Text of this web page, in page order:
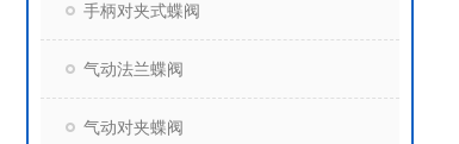
手柄对夹式蝶阀
气动法兰蝶阀
气动对夹蝶阀